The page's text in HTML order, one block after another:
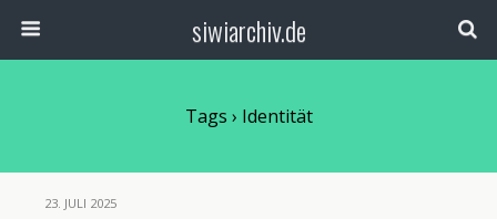
siwiarchiv.de
Tags › Identität
23. JULI 2025